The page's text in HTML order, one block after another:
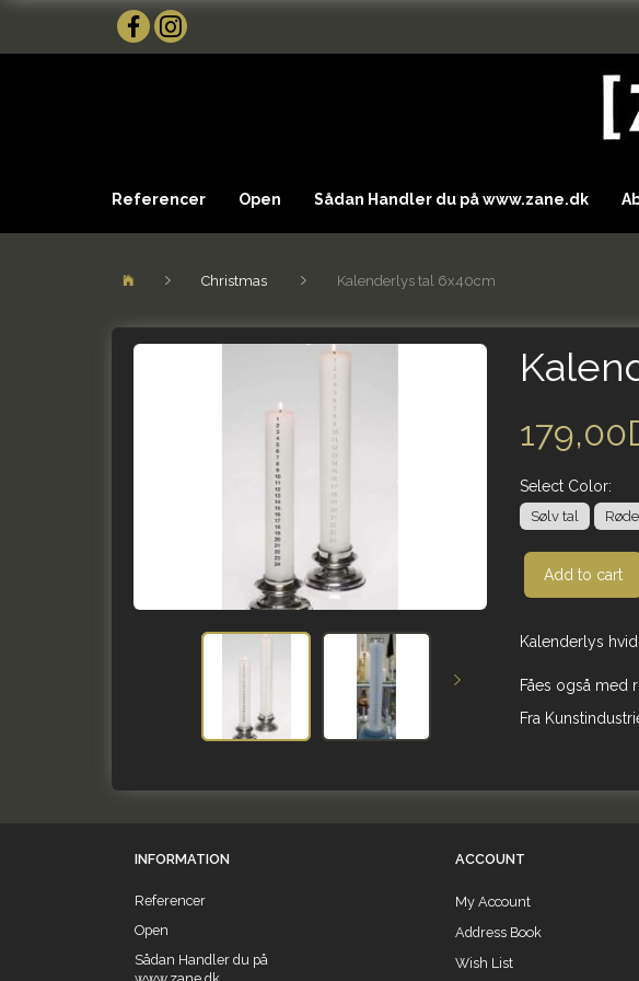
Referencer Open Sådan Handler du på www.zane.dk
Christmas Kalenderlys tal 6x40cm
Select Color:
Sølv tal
Add to cart
Kalenderlys
Fåes også med
Fra
INFORMATION
Referencer
Open
Sådan Handler du på
ACCOUNT
My Account
Address Book
Wish List